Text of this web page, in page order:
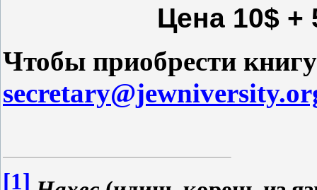
Цена 10$ +
Чтобы приобрести
[1]